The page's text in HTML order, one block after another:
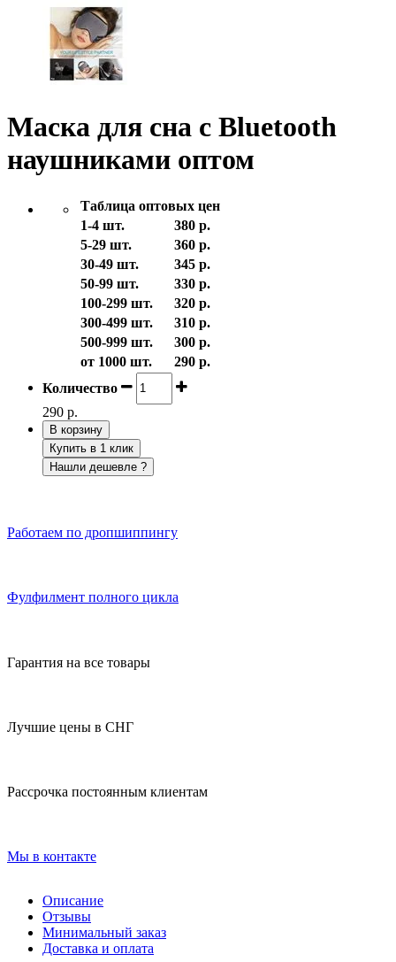
Маска для сна с Bluetooth
наушниками оптом
Таблица оптовых цен
1-4 шт.
380 р.
5-29 шт.
360 р.
30-49 шт.
345 р.
50-99 шт.
330 р.
100-299 шт.
320 р.
300-499 шт.
310 р.
500-999 шт.
300 р.
от 1000 шт.
290 р.
Количество
290 р.
В корзину
Купить в 1 клик
Нашли дешевле ?
Работаем по дропшиппингу
Фулфилмент полного цикла
Гарантия на все товары
Лучшие цены в СНГ
Рассрочка постоянным клиентам
Мы в контакте
Описание
Отзывы
Минимальный заказ
Доставка и оплата